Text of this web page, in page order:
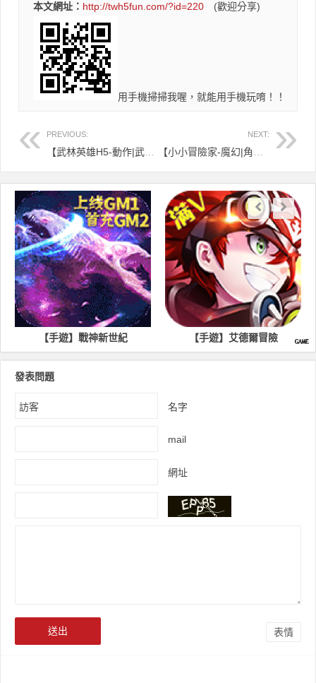
本文網址： http://twh5fun.com/?id=220 (歡迎分享)
用手機掃掃我喔，就能用手機玩唷！！
PREVIOUS: NEXT:
】戰神新世紀 【手遊】艾德爾冒險 【手遊】四
發表問題
名字
mail
網址
表情